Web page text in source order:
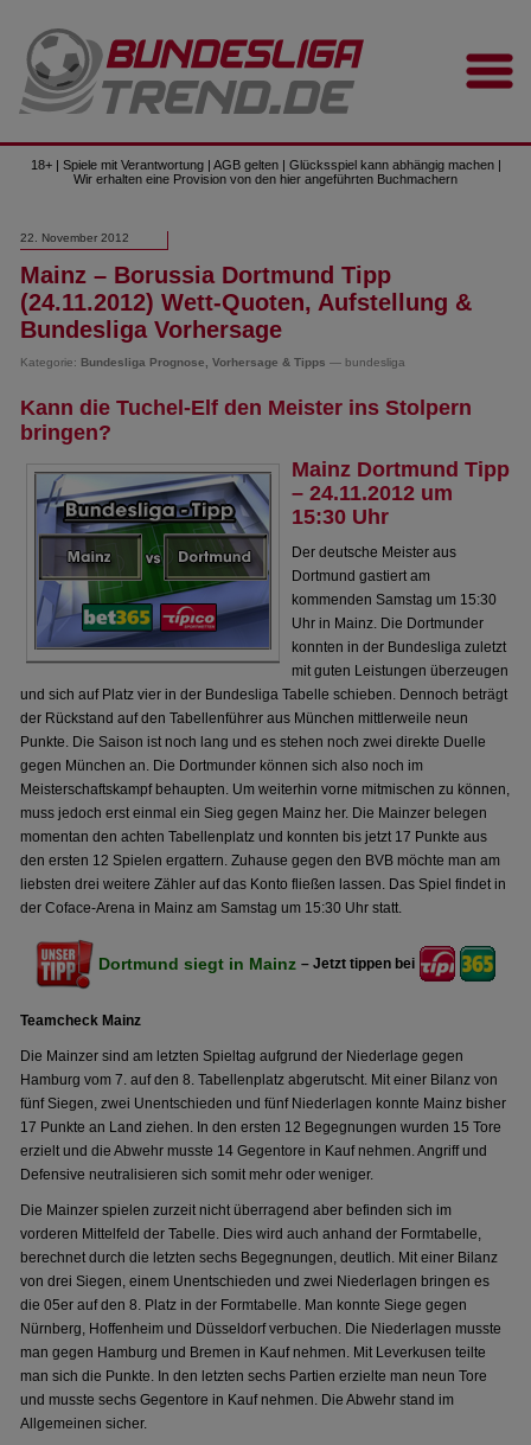
18+ | Spiele mit Verantwortung | AGB gelten | Glücksspiel kann abhängig machen |
Wir erhalten eine Provision von den hier angeführten Buchmachern
22. November 2012
Mainz – Borussia Dortmund Tipp
(24.11.2012) Wett-Quoten, Aufstellung &
Bundesliga Vorhersage
Kategorie: Bundesliga Prognose, Vorhersage & Tipps — bundesliga
Kann die Tuchel-Elf den Meister ins Stolpern
bringen?
Mainz Dortmund Tipp
– 24.11.2012 um
15:30 Uhr
Der deutsche Meister aus
Dortmund gastiert am
kommenden Samstag um 15:30
Uhr in Mainz. Die Dortmunder
konnten in der Bundesliga zuletzt
mit guten Leistungen überzeugen
und sich auf Platz vier in der Bundesliga Tabelle schieben. Dennoch beträgt
der Rückstand auf den Tabellenführer aus München mittlerweile neun
Punkte. Die Saison ist noch lang und es stehen noch zwei direkte Duelle
gegen München an. Die Dortmunder können sich also noch im
Meisterschaftskampf behaupten. Um weiterhin vorne mitmischen zu können,
muss jedoch erst einmal ein Sieg gegen Mainz her. Die Mainzer belegen
momentan den achten Tabellenplatz und konnten bis jetzt 17 Punkte aus
den ersten 12 Spielen ergattern. Zuhause gegen den BVB möchte man am
liebsten drei weitere Zähler auf das Konto fließen lassen. Das Spiel findet in
der Coface-Arena in Mainz am Samstag um 15:30 Uhr statt.
Dortmund siegt in Mainz – Jetzt tippen bei
Teamcheck Mainz
Die Mainzer sind am letzten Spieltag aufgrund der Niederlage gegen
Hamburg vom 7. auf den 8. Tabellenplatz abgerutscht. Mit einer Bilanz von
fünf Siegen, zwei Unentschieden und fünf Niederlagen konnte Mainz bisher
17 Punkte an Land ziehen. In den ersten 12 Begegnungen wurden 15 Tore
erzielt und die Abwehr musste 14 Gegentore in Kauf nehmen. Angriff und
Defensive neutralisieren sich somit mehr oder weniger.
Die Mainzer spielen zurzeit nicht überragend aber befinden sich im
vorderen Mittelfeld der Tabelle. Dies wird auch anhand der Formtabelle,
berechnet durch die letzten sechs Begegnungen, deutlich. Mit einer Bilanz
von drei Siegen, einem Unentschieden und zwei Niederlagen bringen es
die 05er auf den 8. Platz in der Formtabelle. Man konnte Siege gegen
Nürnberg, Hoffenheim und Düsseldorf verbuchen. Die Niederlagen musste
man gegen Hamburg und Bremen in Kauf nehmen. Mit Leverkusen teilte
man sich die Punkte. In den letzten sechs Partien erzielte man neun Tore
und musste sechs Gegentore in Kauf nehmen. Die Abwehr stand im
Allgemeinen sicher.